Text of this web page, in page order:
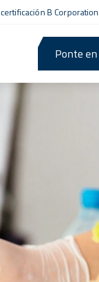
certificación B
Ponte